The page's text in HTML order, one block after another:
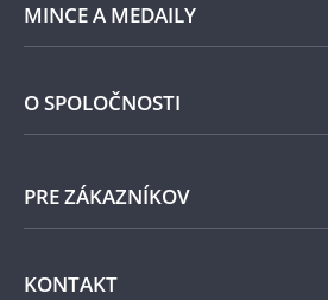
MINCE A MEDAILY
Len v Národnej Pokladnici
Pamätné medaily
O SPOLOČNOSTI
Národná Pokladnica
PRE ZÁKAZNÍKOV
Všeobecné obchodné podmienky
KONTAKT